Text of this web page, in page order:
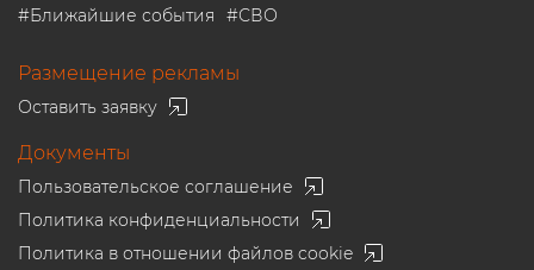
#Ближайшие события #СВО
Размещение рекламы
Оставить заявку
Документы
Пользовательское соглашение
Политика конфиденциальности
Политика в отношении файлов cookie